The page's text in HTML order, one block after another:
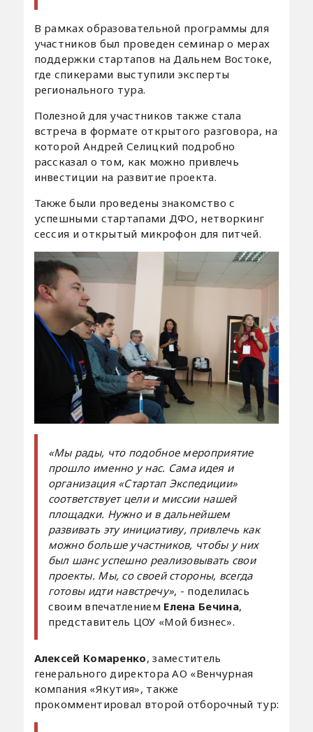
В рамках образовательной программы для
участников был проведен семинар о мерах
поддержки стартапов на Дальнем Востоке,
где спикерами выступили эксперты
регионального тура.
Полезной для участников также стала
встреча в формате открытого разговора, на
которой Андрей Селицкий подробно
рассказал о том, как можно привлечь
инвестиции на развитие проекта.
Также были проведены знакомство с
успешными стартапами ДФО, нетворкинг
сессия и открытый микрофон для питчей.
«Мы рады, что подобное мероприятие
прошло именно у нас. Сама идея и
организация «Стартап Экспедиции»
соответствует цели и миссии нашей
площадки. Нужно и в дальнейшем
развивать эту инициативу, привлечь как
можно больше участников, чтобы у них
был шанс успешно реализовывать свои
проекты. Мы, со своей стороны, всегда
готовы идти навстречу», - поделилась
своим впечатлением Елена Бечина,
представитель ЦОУ «Мой бизнес».
Алексей Комаренко, заместитель
генерального директора АО «Венчурная
компания «Якутия», также
прокомментировал второй отборочный тур: